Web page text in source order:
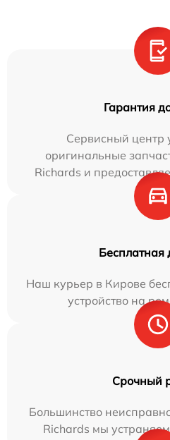
Гарантия
Сервисный центр
оригинальные
Richards и
Бесплатная
Наш курьер в Кирове
устройство на
Срочный
Большинство
Richards мы